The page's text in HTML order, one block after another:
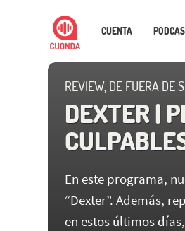
CUENTA
REVIEW, DE FUERA DE
DEXTER |
En este programa,
“Dexter”. Además,
en estos últimos